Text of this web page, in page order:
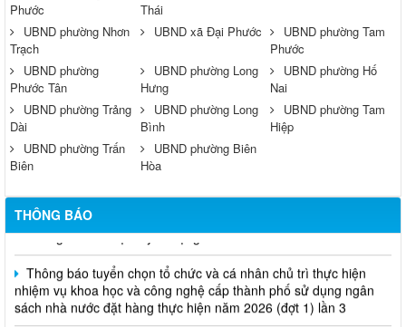
Phước
Thái
UBND phường Nhơn
Trạch
UBND xã Đại Phước
UBND phường Tam
Phước
UBND phường
Phước Tân
UBND phường Long
Hưng
UBND phường Hố
Nai
UBND phường Trảng
Dài
UBND phường Long
Bình
UBND phường Tam
Hiệp
UBND phường Trấn
Biên
UBND phường Biên
Hòa
THÔNG BÁO
Thông báo về việc tuyển dụng viên chức năm 2026
Thông báo tuyển chọn tổ chức và cá nhân chủ trì thực hiện
nhiệm vụ khoa học và công nghệ cấp thành phố sử dụng ngân
sách nhà nước đặt hàng thực hiện năm 2026 (đợt 1) lần 3
Kế hoạch Thông tin, tuyên truyền triển khai Kế hoạch Khám